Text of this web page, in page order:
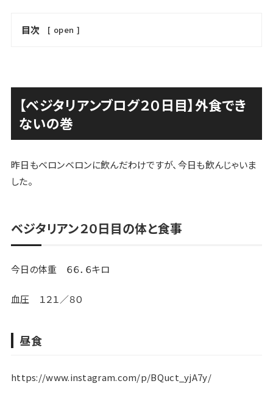
目次 [ open ]
【ベジタリアンブログ２０日目】外食でき
ないの巻
昨日もベロンベロンに飲んだわけですが、今日も飲んじゃいま
した。
ベジタリアン２０日目の体と食事
今日の体重 ６６．６キロ
血圧 １２１／８０
昼食
https://www.instagram.com/p/BQuct_yjA7y/